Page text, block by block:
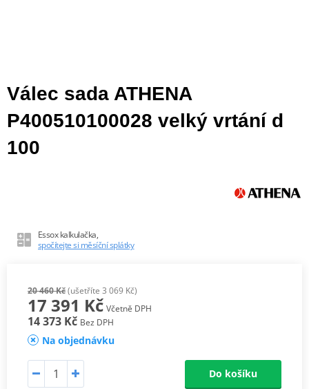
Válec sada ATHENA
P400510100028 velký vrtání d
100
Essox kalkulačka,
spočítejte si měsíční splátky
20 460 Kč(ušetříte 3 069 Kč)
17 391 Kč Včetně DPH
14 373 Kč Bez DPH
Na objednávku
Do košíku